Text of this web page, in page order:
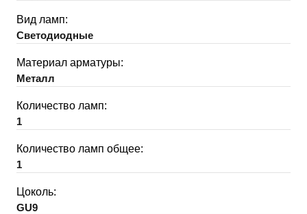
Вид ламп:
Светодиодные
Материал арматуры:
Металл
Количество ламп:
1
Количество ламп общее:
1
Цоколь:
GU9